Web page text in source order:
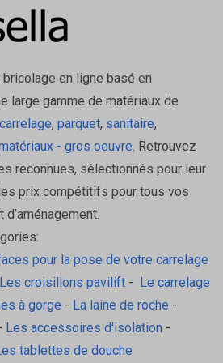
: +5 °C à +50 °C.
: ± 25 %.
: 4 mm en 1 jour, 10
: de -40 °C jusqu’à +180
technique.
normes EN 15651-1, EN
3.
: grâce à la technologie
pour pièces humides.
: supporte des mouvements
retrait.
en ligne basé en
large gamme de matériaux de
carrelage, parquet, sanitaire,
- gros oeuvre. Retrouvez
reconnues, sélectionnés pour leur
prix compétitifs pour tous vos
pour la pose de votre carrelage
Les croisillons pavilift-
Le carrelage
à gorge - La laine de roche -
Les accessoires d'isolation -
tablettes de douche